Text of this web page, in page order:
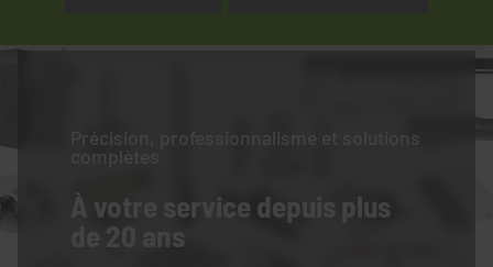
Précision, professionnalisme et solutions
complètes
À votre service depuis plus
de 20 ans